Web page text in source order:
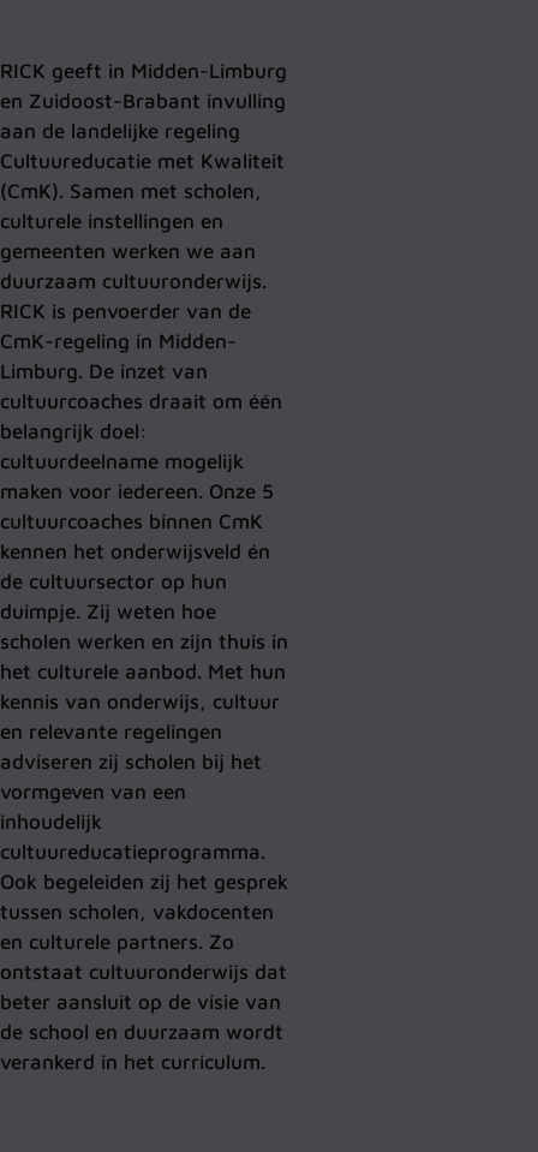
RICK geeft in Midden-Limburg
en Zuidoost-Brabant invulling
aan de landelijke regeling
Cultuureducatie met Kwaliteit
(CmK). Samen met scholen,
culturele instellingen en
gemeenten werken we aan
duurzaam cultuuronderwijs.
RICK is penvoerder van de
CmK-regeling in Midden-
Limburg. De inzet van
cultuurcoaches draait om één
belangrijk doel:
cultuurdeelname mogelijk
maken voor iedereen. Onze 5
cultuurcoaches binnen CmK
kennen het onderwijsveld én
de cultuursector op hun
duimpje. Zij weten hoe
scholen werken en zijn thuis in
het culturele aanbod. Met hun
kennis van onderwijs, cultuur
en relevante regelingen
adviseren zij scholen bij het
vormgeven van een
inhoudelijk
cultuureducatieprogramma.
Ook begeleiden zij het gesprek
tussen scholen, vakdocenten
en culturele partners. Zo
ontstaat cultuuronderwijs dat
beter aansluit op de visie van
de school en duurzaam wordt
verankerd in het curriculum.